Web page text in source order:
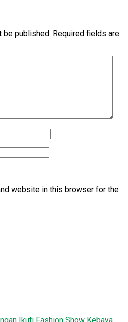
be published. Required fields are
website in this browser for the